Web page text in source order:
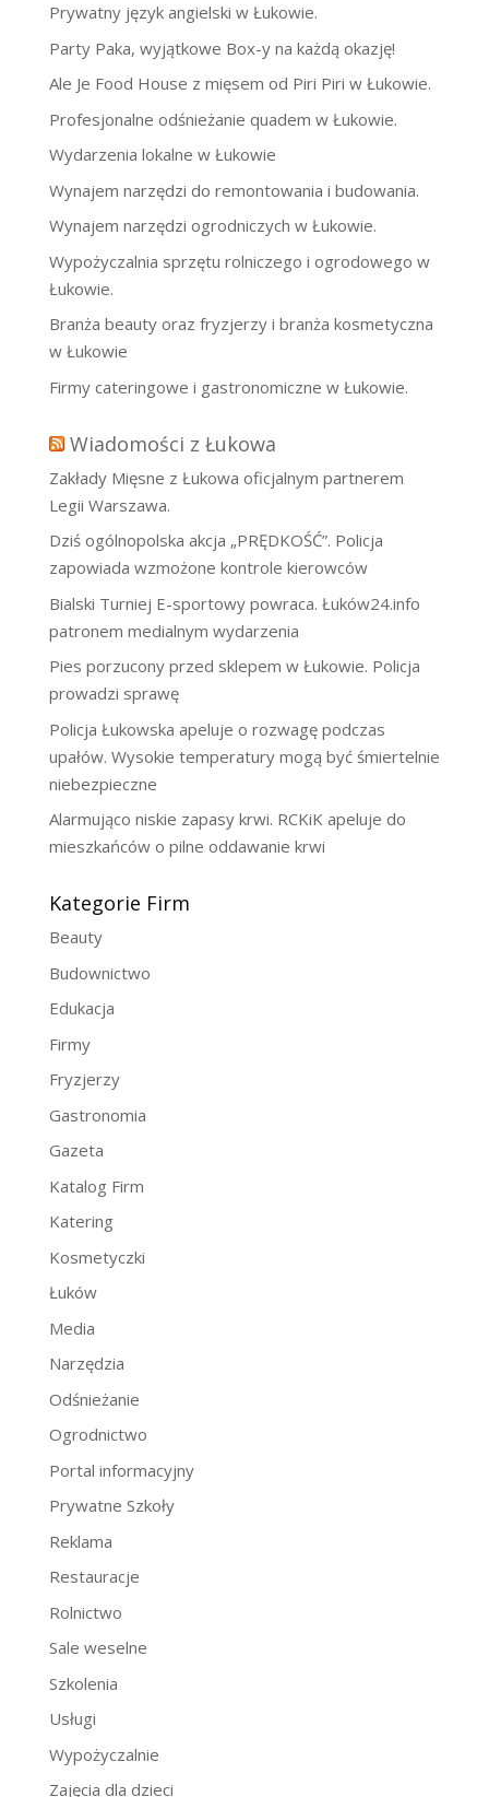
Prywatny język angielski w Łukowie.
Party Paka, wyjątkowe Box-y na każdą okazję!
Ale Je Food House z mięsem od Piri Piri w Łukowie.
Profesjonalne odśnieżanie quadem w Łukowie.
Wydarzenia lokalne w Łukowie
Wynajem narzędzi do remontowania i budowania.
Wynajem narzędzi ogrodniczych w Łukowie.
Wypożyczalnia sprzętu rolniczego i ogrodowego w
Łukowie.
Branża beauty oraz fryzjerzy i branża kosmetyczna
w Łukowie
Firmy cateringowe i gastronomiczne w Łukowie.
Wiadomości z Łukowa
Zakłady Mięsne z Łukowa oficjalnym partnerem
Legii Warszawa.
Dziś ogólnopolska akcja „PRĘDKOŚĆ”. Policja
zapowiada wzmożone kontrole kierowców
Bialski Turniej E-sportowy powraca. Łuków24.info
patronem medialnym wydarzenia
Pies porzucony przed sklepem w Łukowie. Policja
prowadzi sprawę
Policja Łukowska apeluje o rozwagę podczas
upałów. Wysokie temperatury mogą być śmiertelnie
niebezpieczne
Alarmująco niskie zapasy krwi. RCKiK apeluje do
mieszkańców o pilne oddawanie krwi
Kategorie Firm
Beauty
Budownictwo
Edukacja
Firmy
Fryzjerzy
Gastronomia
Gazeta
Katalog Firm
Katering
Kosmetyczki
Łuków
Media
Narzędzia
Odśnieżanie
Ogrodnictwo
Portal informacyjny
Prywatne Szkoły
Reklama
Restauracje
Rolnictwo
Sale weselne
Szkolenia
Usługi
Wypożyczalnie
Zajęcia dla dzieci